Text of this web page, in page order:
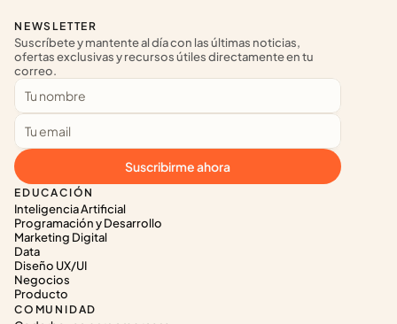
EDUCACIÓN
Inteligencia Artificial
Programación y Desarrollo
Marketing Digital
Data
Diseño UX/UI
Negocios
Producto
COMUNIDAD
NEWSLETTER
Suscríbete y mantente al día con las últimas noticias,
ofertas exclusivas y recursos útiles directamente en tu
correo.
Suscribirme ahora